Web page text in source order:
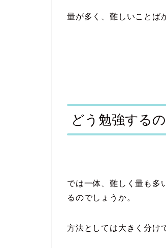
量が多く、難しいことば
どう勉強する
では一体、難しく量も多
るのでしょうか。
方法としては大きく分け